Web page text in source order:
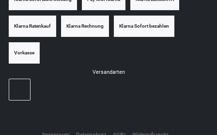
Klarna Ratenkauf Klarna Rechnung Klarna Sofort bezahlen
Vorkasse
Versandarten